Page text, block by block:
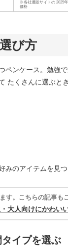
※各社通販サイトの 2025
価格
び方
ペンケース。勉強
たくさんに選ぶと
みのアイテムを見
す。こちらの記事も
大人向けにかわい
タイプを選ぶ